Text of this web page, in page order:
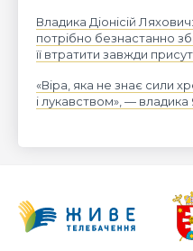
Владика Діонісій
потрібно безнастанно
її втратити завжди
«Віра, яка не знає сили
і лукавством», —